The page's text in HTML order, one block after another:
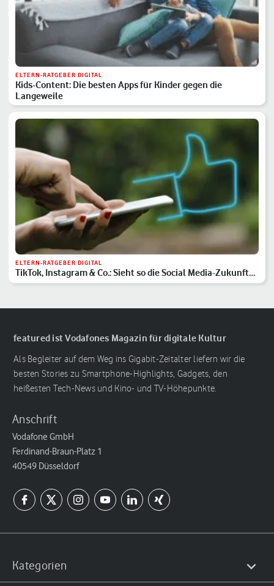
ELTERN-RATGEBER DIGITAL
Kids-Content: Die besten Apps für Kinder gegen die
Langeweile
ELTERN-RATGEBER DIGITAL
TikTok, Instagram & Co.: Sieht so die Social Media-Zukunft
aus?
featured ist Vodafones Magazin für digitale Kultur
Als Begleiter auf dem Weg ins Gigabit-Zeitalter liefern wir die
besten Stories zu Smartphone-Highlights, Gadgets, den
heißesten Tech-News und Kino- und TV-Höhepunkte.
Anschrift
Vodafone GmbH
Ferdinand-Braun-Platz 1
40549 Düsseldorf
Kategorien